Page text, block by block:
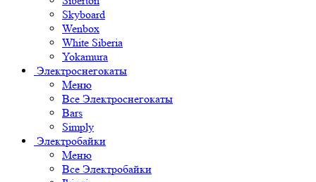
Skyboard
Wenbox
White Siberia
Yokamura
Электроснегокаты
Меню
Все Электроснегокаты
Bars
Simply
Электробайки
Меню
Все Электробайки